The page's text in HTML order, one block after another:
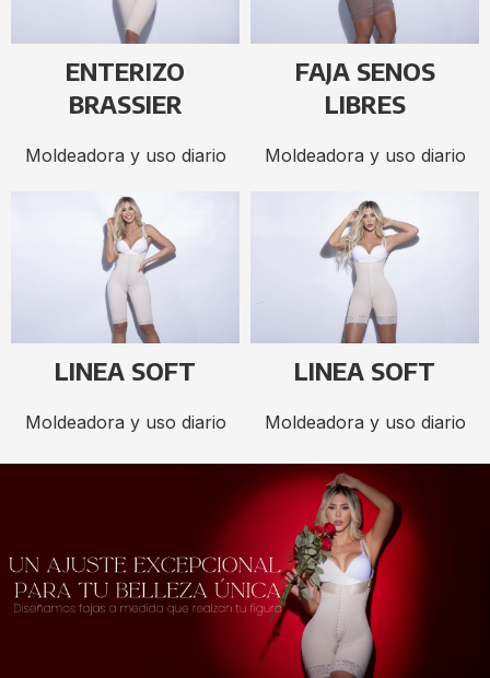
ENTERIZO
BRASSIER
Moldeadora y uso diario
FAJA SENOS
LIBRES
Moldeadora y uso diario
LINEA SOFT
Moldeadora y uso diario
LINEA SOFT
Moldeadora y uso diario